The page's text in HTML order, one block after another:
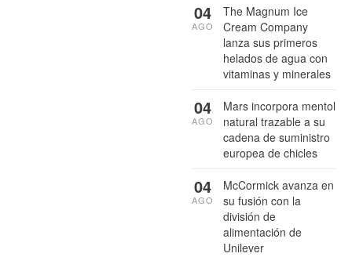
The Magnum Ice
Cream Company
lanza sus primeros
helados de agua con
vitaminas y minerales
04
AGO
Mars incorpora mentol
natural trazable a su
cadena de suministro
europea de chicles
04
AGO
McCormick avanza en
su fusión con la
división de
alimentación de
Unilever
04
AGO